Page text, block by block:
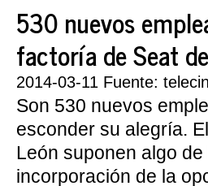
530 nuevos
factoría de Seat
2014-03-11 Fuente:
Son 530 nuevos
esconder su alegría.
León suponen algo
incorporación de la